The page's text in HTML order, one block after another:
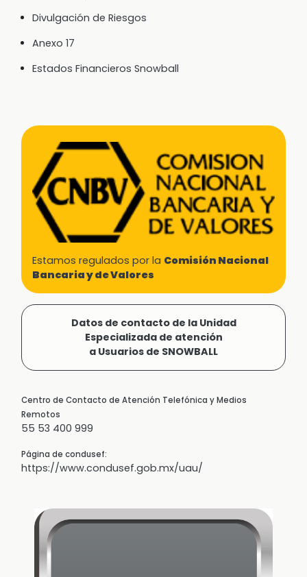
Divulgación de Riesgos
Anexo 17
Estados Financieros Snowball
Estamos regulados por la Comisión Nacional
Bancaria y de Valores
Datos de contacto de la Unidad
Especializada de atención
a Usuarios de SNOWBALL
Centro de Contacto de Atención Telefónica y Medios
Remotos
55 53 400 999
Página de condusef:
https://www.condusef.gob.mx/uau/